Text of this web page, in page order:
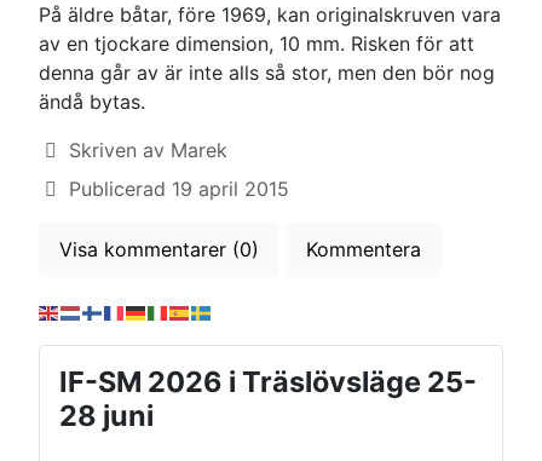
På äldre båtar, före 1969, kan originalskruven vara
av en tjockare dimension, 10 mm. Risken för att
denna går av är inte alls så stor, men den bör nog
ändå bytas.
Uppgifter
Skriven av Marek
Publicerad 19 april 2015
Visa kommentarer (0) Kommentera
IF-SM 2026 i Träslövsläge 25-
28 juni